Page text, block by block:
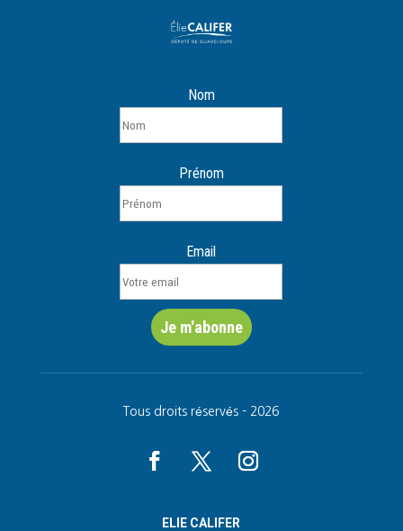
Nom
Prénom
Email
Tous droits réservés - 2026
ELIE CALIFER